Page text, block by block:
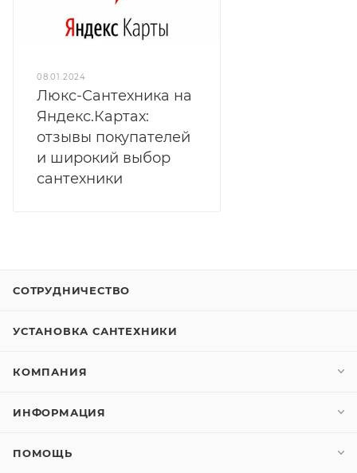
08.01.2024
Люкс-Сантехника на
Яндекс.Картах:
отзывы покупателей
и широкий выбор
сантехники
СОТРУДНИЧЕСТВО
УСТАНОВКА САНТЕХНИКИ
КОМПАНИЯ
ИНФОРМАЦИЯ
ПОМОЩЬ